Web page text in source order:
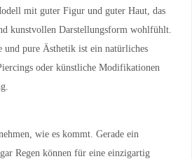
mit guter Figur und guter Haut, das
kunstvollen Darstellungsform wohlfühlt.
und pure Ästhetik ist ein natürliches
oder künstliche Modifikationen
wie es kommt. Gerade ein
Regen können für eine einzigartig